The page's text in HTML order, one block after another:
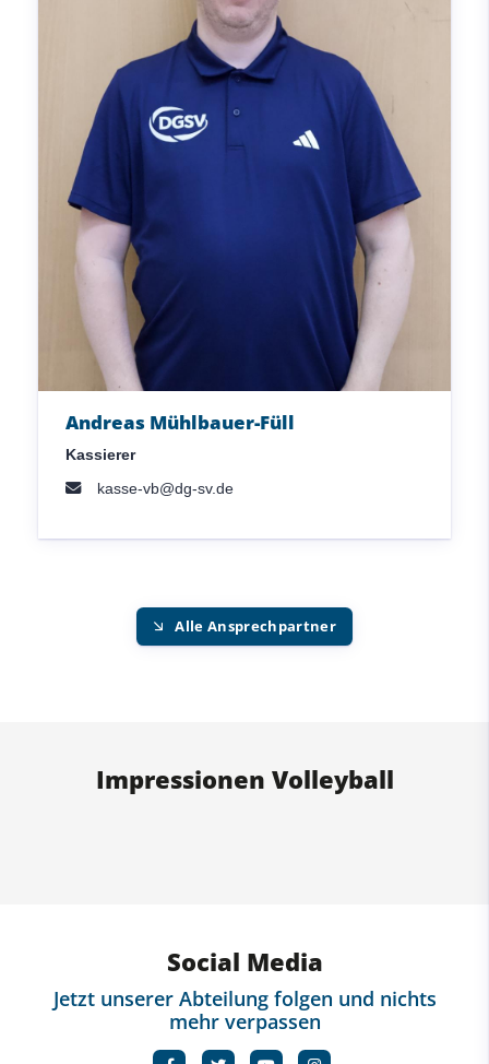
Andreas Mühlbauer-Füll
Kassierer
kasse-vb@dg-sv.de
Alle Ansprechpartner
Impressionen Volleyball
Social Media
Jetzt unserer Abteilung folgen und nichts
mehr verpassen